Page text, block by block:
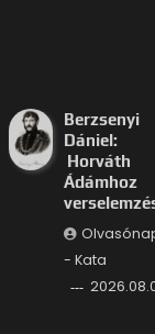
Berzsenyi
Dániel:
Horváth
Ádámhoz
- Kata